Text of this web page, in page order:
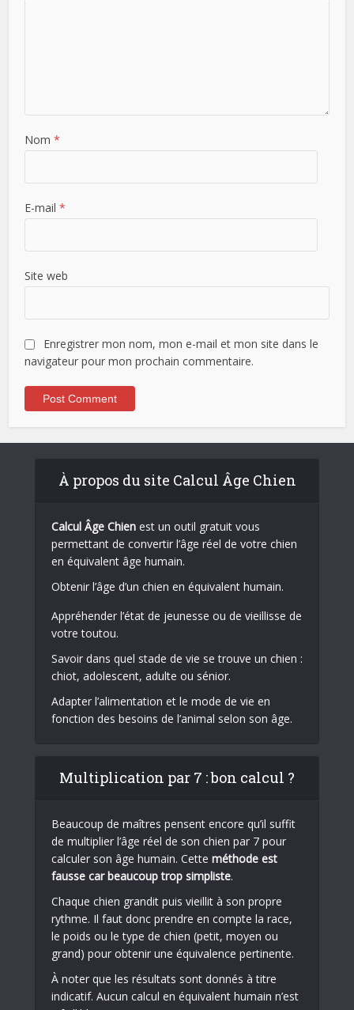
Nom*
E-mail*
Site web
Enregistrer mon nom, mon e-mail et mon site dans le
navigateur pour mon prochain commentaire.
À propos du site Calcul Âge Chien
Calcul Âge Chien est un outil gratuit vous
permettant de convertir l’âge réel de votre chien
en équivalent âge humain.
Obtenir l’âge d’un chien en équivalent humain.
Appréhender l’état de jeunesse ou de vieillisse de
votre toutou.
Savoir dans quel stade de vie se trouve un chien :
chiot, adolescent, adulte ou sénior.
Adapter l’alimentation et le mode de vie en
fonction des besoins de l’animal selon son âge.
Multiplication par 7 : bon calcul ?
Beaucoup de maîtres pensent encore qu’il suffit
de multiplier l’âge réel de son chien par 7 pour
calculer son âge humain. Cette méthode est
fausse car beaucoup trop simpliste.
Chaque chien grandit puis vieillit à son propre
rythme. Il faut donc prendre en compte la race,
le poids ou le type de chien (petit, moyen ou
grand) pour obtenir une équivalence pertinente.
À noter que les résultats sont donnés à titre
indicatif. Aucun calcul en équivalent humain n’est